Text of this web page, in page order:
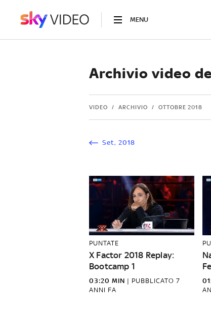
MENU
Archivio video
VIDEO ARCHIVIO OTTOBRE 2018
Set, 2018
PUNTATE
X Factor 2018 Replay:
Bootcamp 1
03:20 MIN | PUBBLICATO 7
ANNI FA